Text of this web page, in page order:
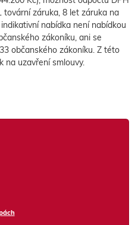
tovární záruka, 8 let záruka na
nabídka není nabídkou
zákoníku, ani se
občanského zákoníku. Z této
na uzavření smlouvy.